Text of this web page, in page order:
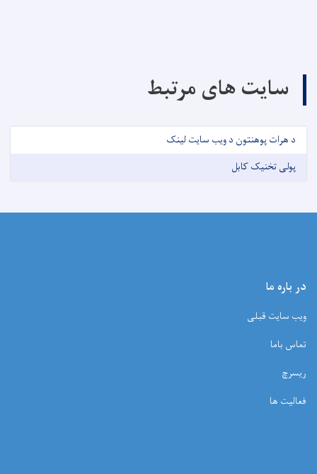
سایت های مرتبط
د هرات پوهنتون د ویب سایت لینک
پولی تخنیک کابل
در باره ما
ویب سایت قبلی
تماس باما
ریسرچ
فعالیت ها